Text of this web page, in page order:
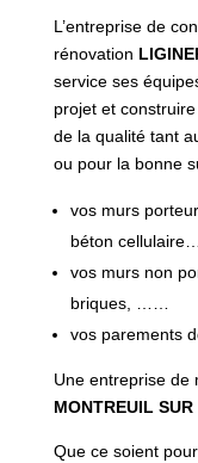
L’entreprise de
rénovation
service ses
projet et construire
de la qualité tant
ou pour la bonne
vos murs
béton
vos murs non
briques, ……
vos parements
Une entreprise de
MONTREUIL SUR
Que ce soient